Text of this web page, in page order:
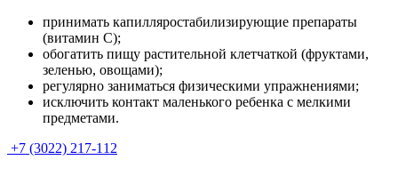
принимать капилляростабилизирующие препараты
(витамин С);
обогатить пищу растительной клетчаткой (фруктами,
зеленью, овощами);
регулярно заниматься физическими упражнениями;
исключить контакт маленького ребенка с мелкими
предметами.
+7 (3022) 217-112